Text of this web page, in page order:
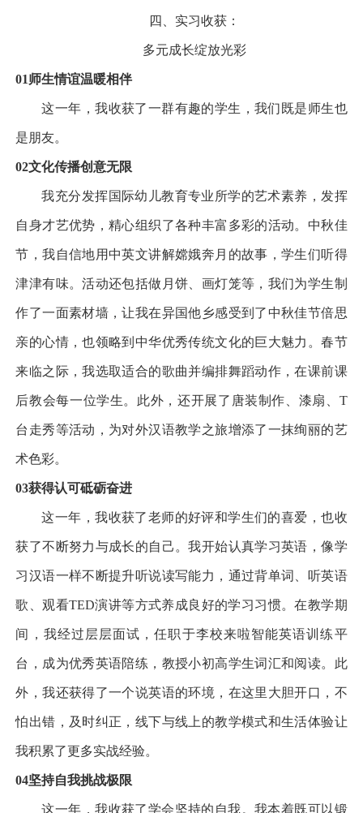
四、实习收获：
多元成长绽放光彩
01师生情谊温暖相伴
这一年，我收获了一群有趣的学生，我们既是师生也
是朋友。
02文化传播创意无限
我充分发挥国际幼儿教育专业所学的艺术素养，发挥
自身才艺优势，精心组织了各种丰富多彩的活动。中秋佳
节，我自信地用中英文讲解嫦娥奔月的故事，学生们听得
津津有味。活动还包括做月饼、画灯笼等，我们为学生制
作了一面素材墙，让我在异国他乡感受到了中秋佳节倍思
亲的心情，也领略到中华优秀传统文化的巨大魅力。春节
来临之际，我选取适合的歌曲并编排舞蹈动作，在课前课
后教会每一位学生。此外，还开展了唐装制作、漆扇、 T
台走秀等活动，为对外汉语教学之旅增添了一抹绚丽的艺
术色彩。
03获得认可砥砺奋进
这一年，我收获了老师的好评和学生们的喜爱，也收
获了不断努力与成长的自己。我开始认真学习英语，像学
习汉语一样不断提升听说读写能力，通过背单词、听英语
歌、观看TED演讲等方式养成良好的学习习惯。在教学期
间，我经过层层面试，任职于李校来啦智能英语训练平
台，成为优秀英语陪练，教授小初高学生词汇和阅读。此
外，我还获得了一个说英语的环境，在这里大胆开口，不
怕出错，及时纠正，线下与线上的教学模式和生活体验让
我积累了更多实战经验。
04坚持自我挑战极限
这一年，我收获了学会坚持的自我。我本着既可以锻